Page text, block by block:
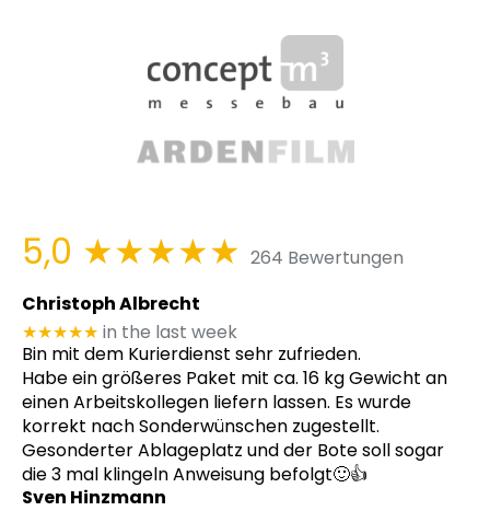
5,0 ★★★★★ 264 Bewertungen
Christoph Albrecht
★★★★★ in the last week
Bin mit dem Kurierdienst sehr zufrieden.
Habe ein größeres Paket mit ca. 16 kg Gewicht an
einen Arbeitskollegen liefern lassen. Es wurde
korrekt nach Sonderwünschen zugestellt.
Gesonderter Ablageplatz und der Bote soll sogar
die 3 mal klingeln Anweisung befolgt🙂👍
Sven Hinzmann